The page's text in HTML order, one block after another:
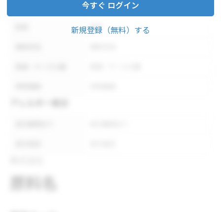
今すぐ ログイン
新規登録（無料）する
内容量
形状